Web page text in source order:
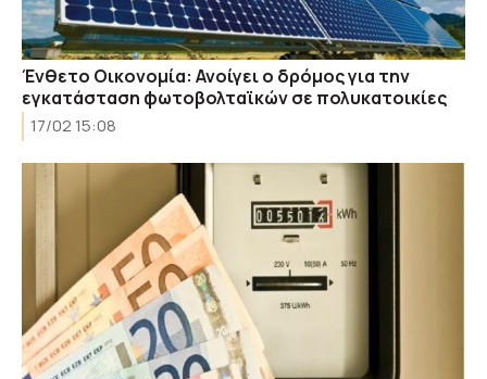
Ένθετο Οικονομία: Ανοίγει ο δρόμος για την
εγκατάσταση φωτοβολταϊκών σε πολυκατοικίες
17/02 15:08